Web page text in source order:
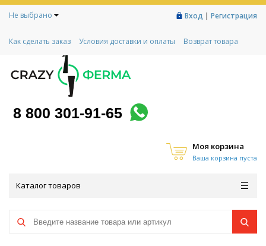
Не выбрано Вход | Регистрация
Как сделать заказ Условия доставки и оплаты
Возврат товара
Контакты
Социальный контракт
Любимая ферма
8 800 301-91-65
Моя корзина
Ваша корзина пуста
Каталог товаров